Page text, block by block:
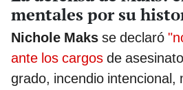
mentales por su
Nichole Maks se declaró
ante los cargos de
grado, incendio intencional,